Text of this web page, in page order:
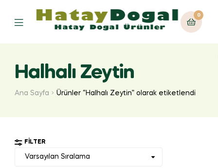
0
Halhalı Zeytin
Ana Sayfa Ürünler “Halhalı Zeytin” olarak etiketlendi
FILTER